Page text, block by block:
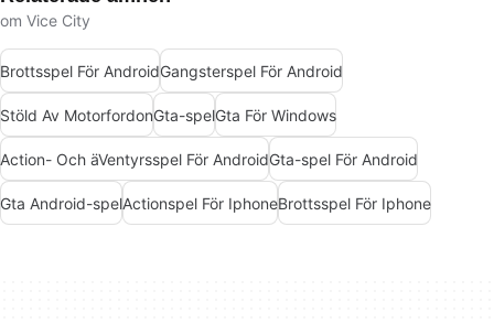
om Vice City
Brottsspel För AndroidGangsterspel För Android
Stöld Av MotorfordonGta-spelGta För Windows
Action- Och äVentyrsspel För AndroidGta-spel För Android
Gta Android-spelActionspel För IphoneBrottsspel För Iphone